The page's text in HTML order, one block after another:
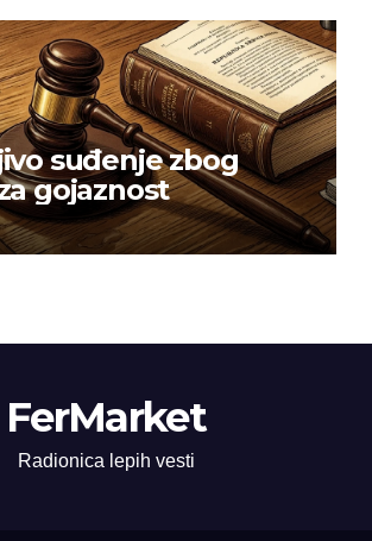
suđenje zbog
gojaznost
FerMarket
Radionica lepih vesti